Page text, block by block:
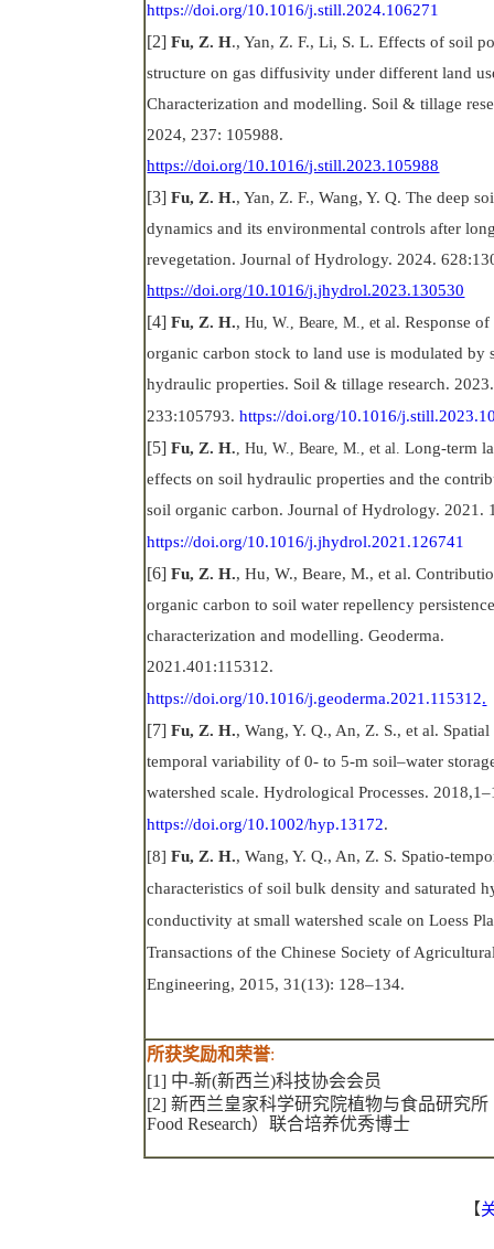
https://doi.org/10.1016/j.still.2024.106271
[2]Fu, Z. H., Yan, Z. F., Li, S. L. Effects of soil
structure on gas diffusivity under different land
Characterization and modelling. Soil & tillage
2024, 237: 105988.
https://doi.org/10.1016/j.still.2023.105988
[3]Fu, Z. H., Yan, Z. F., Wang, Y. Q. The deep
dynamics and its environmental controls after
revegetation. Journal of Hydrology. 2024.
https://doi.org/10.1016/j.jhydrol.2023.130530
[4]Fu, Z. H.,Hu, W., Beare, M., et al. Response
organic carbon stock to land use is modulated by
hydraulic properties. Soil & tillage research. 2023.
233:105793.https://doi.org/10.1016/
[5]Fu, Z. H., Hu, W., Beare, M., et al. Long-term
effects on soil hydraulic properties and the
soil organic carbon. Journal of Hydrology. 2021.
https://doi.org/10.1016/j.jhydrol.2021.126741
[6]Fu, Z. H., Hu, W., Beare, M., et al.
organic carbon to soil water repellency
characterization and modelling.Geoderma.
2021.401:115312.
https://doi.org/10.1016/j.geoderma.2021.115312.
[7]Fu, Z. H., Wang, Y. Q., An, Z. S., et al. Spatial
temporal variability of 0‐ to 5‐m soil–water
watershed scale. Hydrological Processes.
https://doi.org/10.1002/hyp.13172.
[8]Fu, Z. H., Wang, Y. Q., An, Z. S. Spatio-
characteristics of soil bulk density and saturated
conductivity at small watershed scale on Loess
Transactions of the Chinese Society of
Engineering, 2015, 31(13): 128–134.
所获奖励和荣誉:
[1] 中-新(新西兰)科技协会会员
[2]新西兰皇家科学研究院植物与食品研究所
Food Research）联合培养优秀博士
【